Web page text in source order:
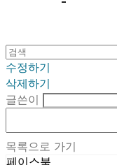
수정하기
삭제하기
글쓴이
목록으로 가기
페이스북